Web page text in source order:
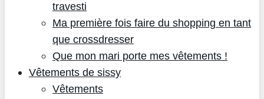
travesti
Ma première fois faire du shopping en tant
que crossdresser
Que mon mari porte mes vêtements !
Vêtements de sissy
Vêtements